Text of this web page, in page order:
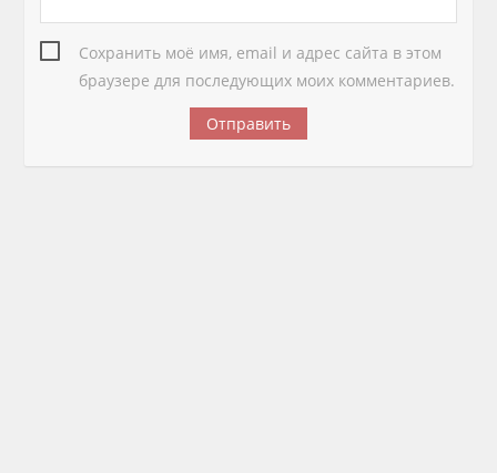
Сохранить моё имя, email и адрес сайта в этом
браузере для последующих моих комментариев.